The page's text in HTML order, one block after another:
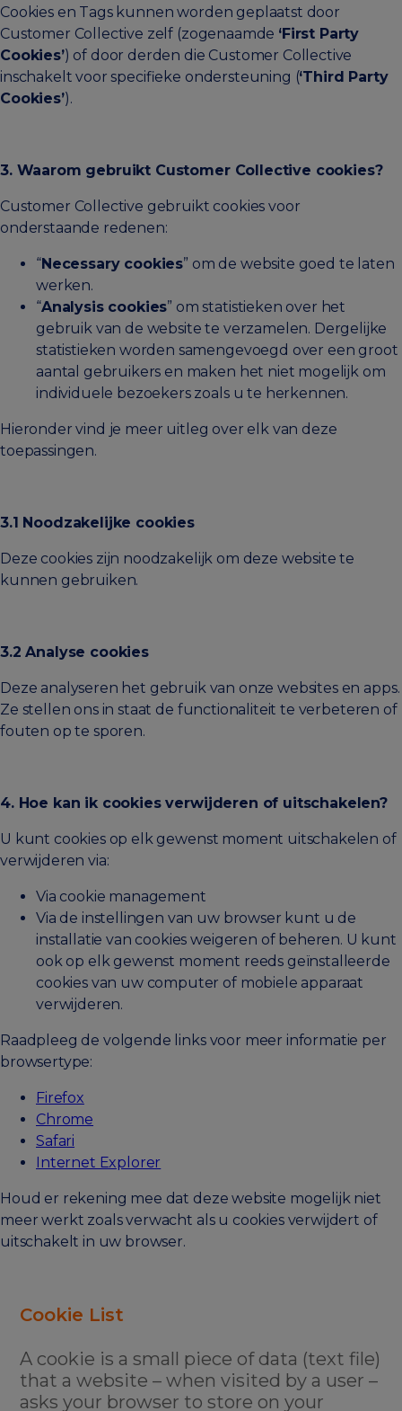
Cookies en Tags kunnen worden geplaatst door
Customer Collective zelf (zogenaamde ‘First Party
Cookies’) of door derden die Customer Collective
inschakelt voor specifieke ondersteuning (‘Third Party
Cookies’).
3. Waarom gebruikt Customer Collective cookies?
Customer Collective gebruikt cookies voor
onderstaande redenen:
“Necessary cookies” om de website goed te laten
werken.
“Analysis cookies” om statistieken over het
gebruik van de website te verzamelen. Dergelijke
statistieken worden samengevoegd over een groot
aantal gebruikers en maken het niet mogelijk om
individuele bezoekers zoals u te herkennen.
Hieronder vind je meer uitleg over elk van deze
toepassingen.
3.1 Noodzakelijke cookies
Deze cookies zijn noodzakelijk om deze website te
kunnen gebruiken.
3.2 Analyse cookies
Deze analyseren het gebruik van onze websites en apps.
Ze stellen ons in staat de functionaliteit te verbeteren of
fouten op te sporen.
4. Hoe kan ik cookies verwijderen of uitschakelen?
U kunt cookies op elk gewenst moment uitschakelen of
verwijderen via:
Via cookie management
Via de instellingen van uw browser kunt u de
installatie van cookies weigeren of beheren. U kunt
ook op elk gewenst moment reeds geïnstalleerde
cookies van uw computer of mobiele apparaat
verwijderen.
Raadpleeg de volgende links voor meer informatie per
browsertype:
Firefox
Chrome
Safari
Internet Explorer
Houd er rekening mee dat deze website mogelijk niet
meer werkt zoals verwacht als u cookies verwijdert of
uitschakelt in uw browser.
Cookie List
A cookie is a small piece of data (text file)
that a website – when visited by a user –
asks your browser to store on your